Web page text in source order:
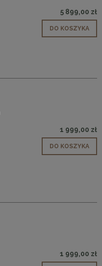
5 899,00 zł
DO KOSZYKA
1 999,00 zł
DO KOSZYKA
1 999,00 zł